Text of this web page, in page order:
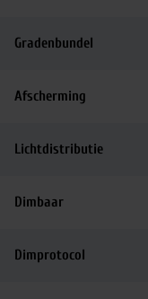
Gradenbundel
Afscherming
Lichtdistributie
Dimbaar
Dimprotocol